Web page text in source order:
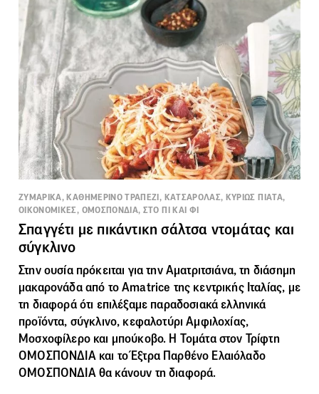
ΖΥΜΑΡΙΚΑ, ΚΑΘΗΜΕΡΙΝΟ ΤΡΑΠΕΖΙ, ΚΑΤΣΑΡΟΛΑΣ, ΚΥΡΙΩΣ ΠΙΑΤΑ,
ΟΙΚΟΝΟΜΙΚΕΣ, ΟΜΟΣΠΟΝΔΙΑ, ΣΤΟ ΠΙ ΚΑΙ ΦΙ
Σπαγγέτι με πικάντικη σάλτσα ντομάτας και
σύγκλινο
Στην ουσία πρόκειται για τηνΑματριτσιάνα, τη διάσημη
μακαρονάδα από το Amatrice της κεντρικής Ιταλίας, με
τη διαφορά ότι επιλέξαμε παραδοσιακά ελληνικά
προϊόντα, σύγκλινο, κεφαλοτύρι Αμφιλοχίας,
Μοσχοφίλερο και μπούκοβο. Η Τομάτα στον Τρίφτη
ΟΜΟΣΠΟΝΔΙΑκαι τοΈξτρα Παρθένο Ελαιόλαδο
ΟΜΟΣΠΟΝΔΙΑθα κάνουν τη διαφορά.